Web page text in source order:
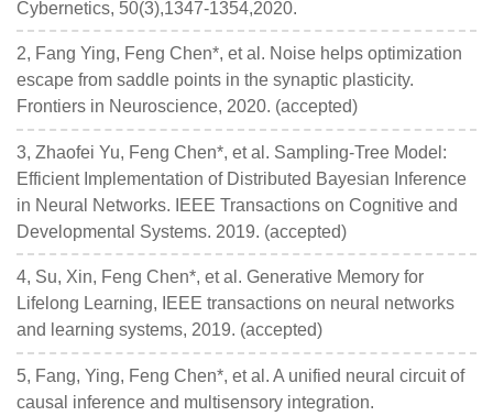
Cybernetics, 50(3),1347-1354,2020.
2, Fang Ying, Feng Chen*, et al. Noise helps optimization
escape from saddle points in the synaptic plasticity.
Frontiers in Neuroscience, 2020. (accepted)
3, Zhaofei Yu, Feng Chen*, et al. Sampling-Tree Model:
Efficient Implementation of Distributed Bayesian Inference
in Neural Networks. IEEE Transactions on Cognitive and
Developmental Systems. 2019. (accepted)
4, Su, Xin, Feng Chen*, et al. Generative Memory for
Lifelong Learning, IEEE transactions on neural networks
and learning systems, 2019. (accepted)
5, Fang, Ying, Feng Chen*, et al. A unified neural circuit of
causal inference and multisensory integration.